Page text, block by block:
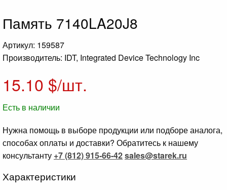
Память 7140LA20J8
Артикул: 159587
Производитель: IDT, Integrated Device Technology Inc
15.10 $/шт.
Есть в наличии
Нужна помощь в выборе продукции или подборе аналога,
способах оплаты и доставки? Обратитесь к нашему
консультанту +7 (812) 915-66-42sales@starek.ru
Характеристики